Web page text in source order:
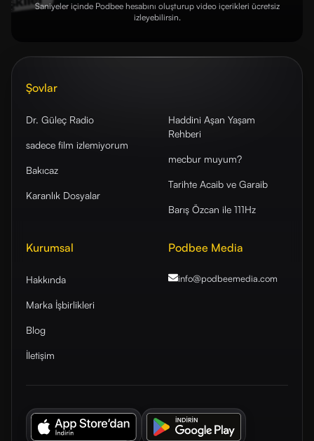
Saniyeler içinde Podbee hesabını oluşturup video içerikleri ücretsiz
izleyebilirsin.
Şovlar
Dr. Güleç Radio
sadece film izlemiyorum
Bakıcaz
Karanlık Dosyalar
Haddini Aşan Yaşam
Rehberi
mecbur muyum?
Tarihte Acaib ve Garaib
Barış Özcan ile 111Hz
Kurumsal
Hakkında
Marka İşbirlikleri
Blog
İletişim
Podbee Media
info@podbeemedia.com